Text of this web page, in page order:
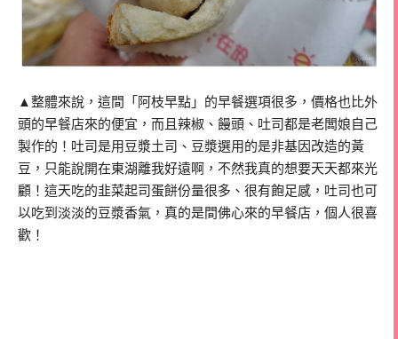
▲整體來說，這間「阿枝早點」的早餐選項很多，價格也比外
頭的早餐店來的便宜，而且辣椒、饅頭、吐司都是老闆娘自己
製作的！吐司是用豆漿土司、豆漿選用的是非基因改造的黃
豆，只能說開在東湖離我好遠啊，不然我真的想要天天都來光
顧！這天吃的韭菜起司蛋餅份量很多、很有飽足感，吐司也可
以吃到淡淡的豆漿香氣，真的是間佛心來的早餐店，個人很喜
歡！